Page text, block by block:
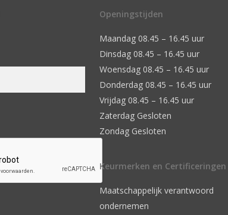
Openingstijden
Maandag 08.45 – 16.45 uur
Dinsdag 08.45 – 16.45 uur
Woensdag 08.45 – 16.45 uur
Donderdag 08.45 – 16.45 uur
Vrijdag 08.45 – 16.45 uur
Zaterdag Gesloten
Zondag Gesloten
Keurmerken en Certificeringen
Maatschappelijk verantwoord
ondernemen